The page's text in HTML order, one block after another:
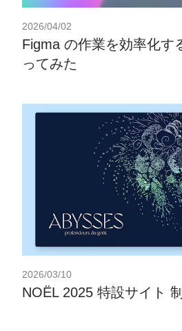
2026/04/02
Figma の作業を効率化す
ってみた
2026/03/10
NOËL 2025 特設サイト